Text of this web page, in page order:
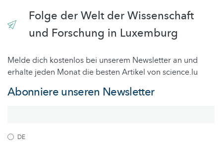
Folge der Welt der Wissenschaft
und Forschung in Luxemburg
Melde dich kostenlos bei unserem Newsletter an und
erhalte jeden Monat die besten Artikel von science.lu
Abonniere unseren Newsletter
DE